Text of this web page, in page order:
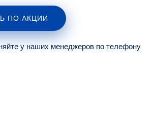
ПО АКЦИИ
у наших менеджеров по телефону